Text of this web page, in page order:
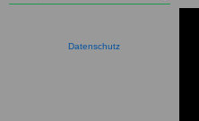
Datenschutz